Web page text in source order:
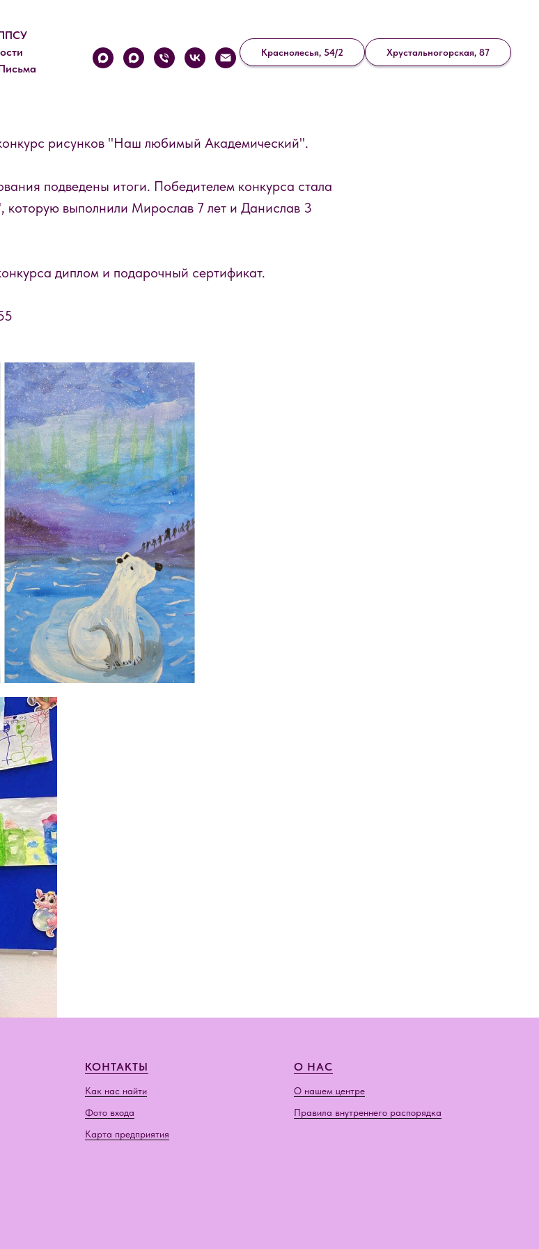
Краснолесья, 54/2 Хрустальногорская, 87
рисунков "Наш любимый Академический".
подведены итоги. Победителем конкурса стала
выполнили Мирослав 7 лет и Данислав 3
диплом и подарочный сертификат.
КОНТАКТЫ
Как нас найти
Фото входа
Карта предприятия
О НАС
О нашем центре
Правила внутреннего распорядка